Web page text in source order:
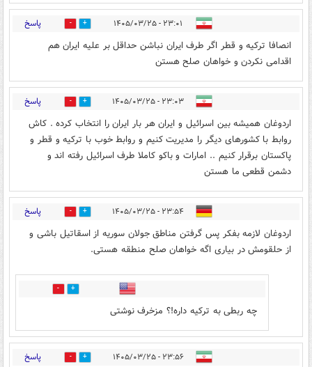
۲۳:۰۱ - ۱۴۰۵/۰۳/۲۵ 7 پاسخ
انصافا ترکیه و قطر اگر طرف ایران نباشن حداقل بر علیه ایران هم
اقدامی نکردن و خواهان صلح هستن
۲۳:۰۳ - ۱۴۰۵/۰۳/۲۵ 1 پاسخ
اردوغان همیشه بین اسرائیل و ایران هر بار ایران را انتخاب کرده . کاش
روابط با کشورهای دیگر را مدیریت کنیم و روابط خوب با ترکیه و قطر و
پاکستان برقرار کنیم .. امارات و باکو کاملا طرف اسرائیل رفته اند و
دشمن قطعی ما هستن
۲۳:۵۴ - ۱۴۰۵/۰۳/۲۵ 6 پاسخ
اردوغان لازمه بفکر پس گرفتن مناطق جولان سوریه از اسقاتیل باشی و
از حلقومش در بیاری اگه خواهان صلح منطقه هستی.
1
چه ربطی به ترکیه داره!؟ مزخرف نوشتی
۲۳:۵۶ - ۱۴۰۵/۰۳/۲۵ 4 پاسخ